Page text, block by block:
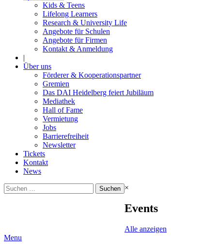
Kids & Teens
Lifelong Learners
Research & University Life
Angebote für Schulen
Angebote für Firmen
Kontakt & Anmeldung
|
Über uns
Förderer & Kooperationspartner
Gremien
Das DAI Heidelberg feiert Jubiläum
Mediathek
Hall of Fame
Vermietung
Jobs
Barrierefreiheit
Newsletter
Tickets
Kontakt
News
Suchen
nach:
×
Events
Alle anzeigen
Menu